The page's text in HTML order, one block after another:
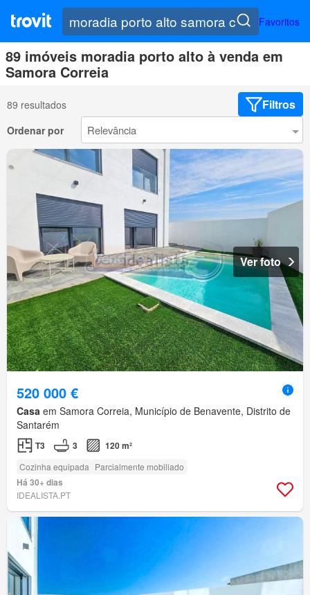
Favoritos
89 imóveis moradia porto alto à venda em
Samora Correia
89 resultados Filtros
Ordenar por
Ver foto
520 000 €
Casa em Samora Correia, Município de Benavente, Distrito de
Santarém
T3 3 120 m²
Cozinha equipada Parcialmente mobiliado
Há 30+ dias
IDEALISTA.PT